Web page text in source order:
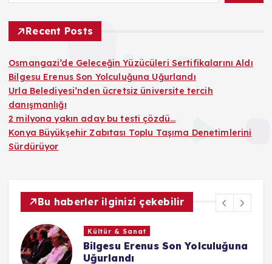
Recent Posts
Osmangazi’de Geleceğin Yüzücüleri Sertifikalarını Aldı
Bilgesu Erenus Son Yolculuğuna Uğurlandı
Urla Belediyesi’nden ücretsiz üniversite tercih
danışmanlığı
2 milyona yakın aday bu testi çözdü…
Konya Büyükşehir Zabıtası Toplu Taşıma Denetimlerini
Sürdürüyor
Bu haberler ilginizi çekebilir
Kültür & Sanat
Bilgesu Erenus Son Yolculuğuna
Uğurlandı